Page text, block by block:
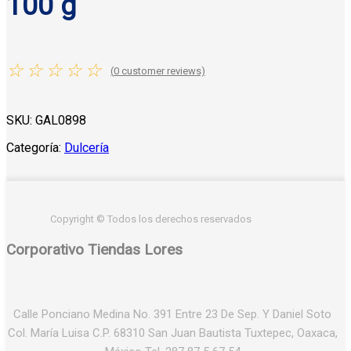
☆ ☆ ☆ ☆ ☆ (0 customer reviews)
SKU: GAL0898
Categoría: Dulcería
Copyright © Todos los derechos reservados
Corporativo Tiendas Lores
Calle Ponciano Medina No. 391 Entre 23 De Sep. Y Daniel Soto
Col. María Luisa C.P. 68310 San Juan Bautista Tuxtepec, Oaxaca,